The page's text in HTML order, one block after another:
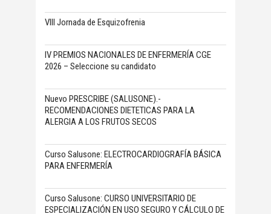
VIII Jornada de Esquizofrenia
IV PREMIOS NACIONALES DE ENFERMERÍA CGE
2026 – Seleccione su candidato
Nuevo PRESCRIBE (SALUSONE).-
RECOMENDACIONES DIETETICAS PARA LA
ALERGIA A LOS FRUTOS SECOS
Curso Salusone: ELECTROCARDIOGRAFÍA BÁSICA
PARA ENFERMERÍA
Curso Salusone: CURSO UNIVERSITARIO DE
ESPECIALIZACIÓN EN USO SEGURO Y CÁLCULO DE